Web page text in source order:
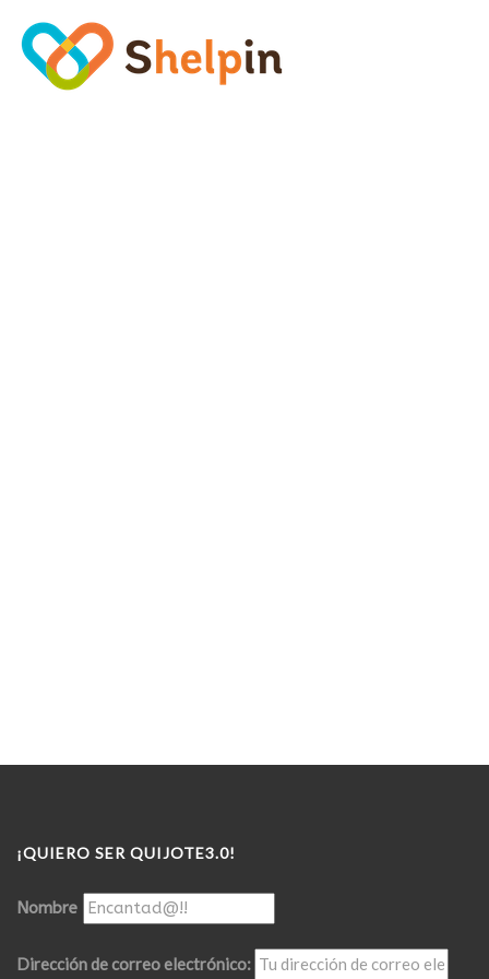
¡QUIERO SER QUIJOTE3.0!
Nombre
Dirección de correo electrónico: